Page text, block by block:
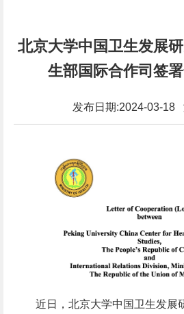
北京大学中国卫生发展
生部国际合作司签
发布日期:2024-03-18
近日，北京大学中国卫生发展